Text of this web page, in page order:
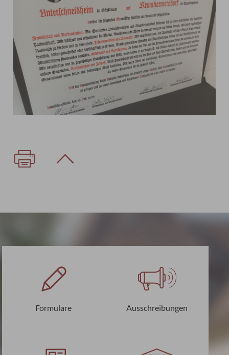
Formulare Ausschreibungen